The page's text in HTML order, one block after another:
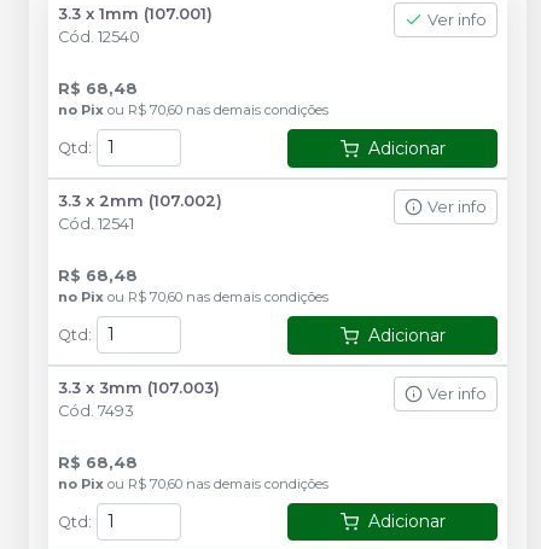
3.3 x 1mm (107.001)
Cód. 12540
Ver info
R$ 68,48
no Pix ou R$ 70,60 nas demais condições
Qtd : Adicionar
3.3 x 2mm (107.002)
Cód. 12541
Ver info
R$ 68,48
no Pix ou R$ 70,60 nas demais condições
Qtd : Adicionar
3.3 x 3mm (107.003)
Cód. 7493
Ver info
R$ 68,48
no Pix ou R$ 70,60 nas demais condições
Qtd: Adicionar